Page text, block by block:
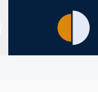
Sites expertisés